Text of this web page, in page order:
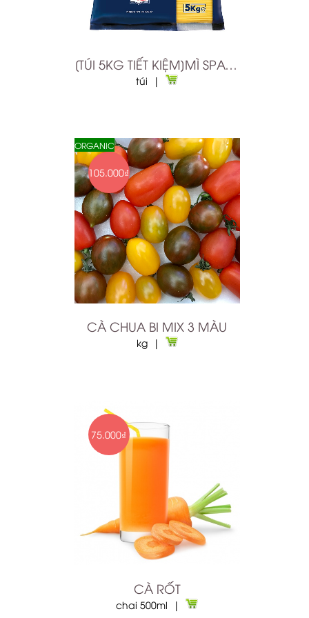
[TÚI 5KG TIẾT KIỆM]MÌ SPAGHETTI BARILLA SỐ 5
túi |
ORGANIC
105.000₫
CÀ CHUA BI MIX 3 MÀU
kg |
75.000₫
CÀ RỐT
chai 500ml |